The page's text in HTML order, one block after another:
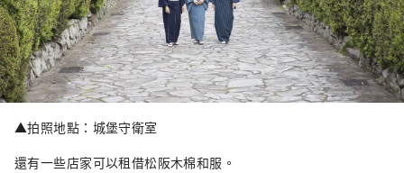
▲拍照地點：城堡守衛室
還有一些店家可以租借松阪木棉和服。